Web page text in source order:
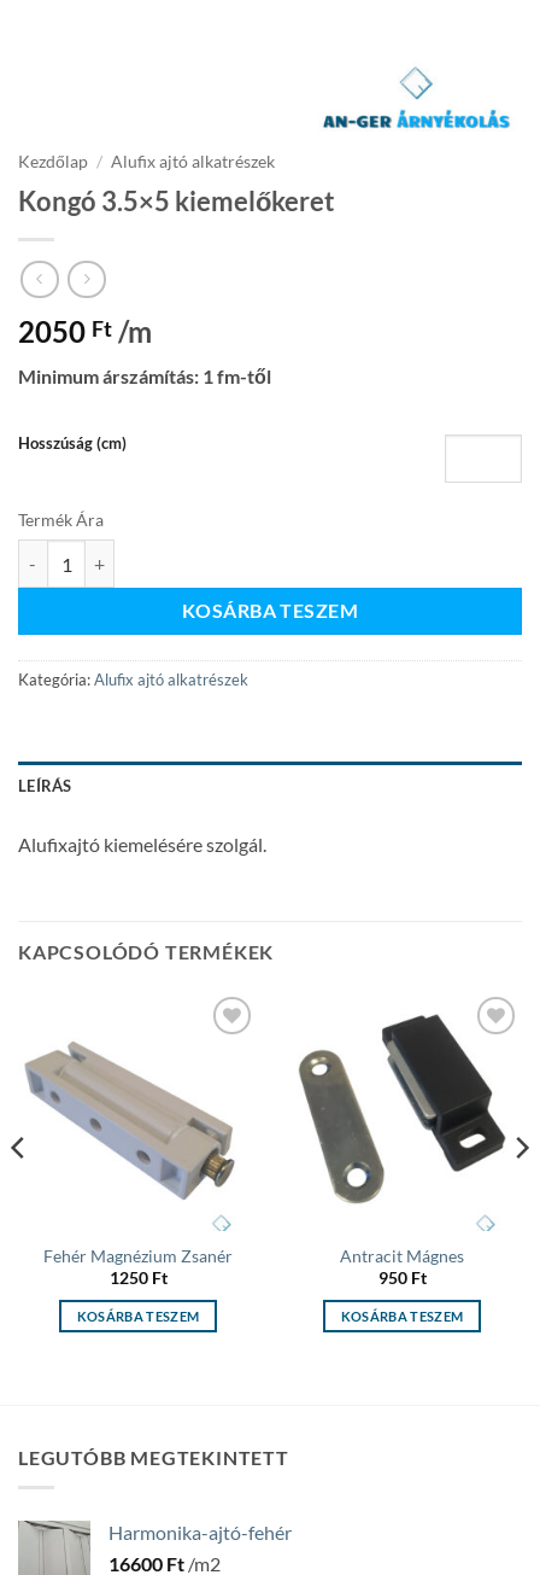
Kezdőlap / Alufix ajtó alkatrészek
Kongó 3.5×5 kiemelőkeret
2050 Ft /m
Minimum árszámítás: 1 fm-től
Hosszúság (cm)
Termék Ára
KOSÁRBA TESZEM
Kategória:Alufix ajtó alkatrészek
LEÍRÁS
Alufixajtó kiemelésére szolgál.
KAPCSOLÓDÓ TERMÉKEK
Fehér Magnézium Zsanér
1250 Ft
KOSÁRBA TESZEM
Add to
wishlist
Antracit Mágnes
950 Ft
KOSÁRBA TESZEM
LEGUTÓBB MEGTEKINTETT
Harmonika-ajtó-fehér
16600 Ft /m2